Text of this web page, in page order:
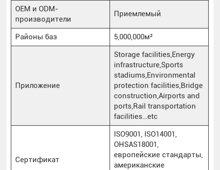
OEM и ODM-
производители
Приемлемый
Районы баз 5,000,000м²
Приложение
Storage facilities,Energy
infrastructure,Sports
stadiums,Environmental
protection facilities,Bridge
construction,Airports and
ports,Rail transportation
facilities…etc
Сертификат
ISO9001, ISO14001,
OHSAS18001,
европейские стандарты,
американские